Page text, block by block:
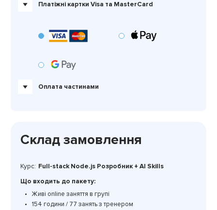
Платіжні картки Visa та MasterCard
Оплата частинами
Склад замовлення
Курс: Full-stack Node.js Розробник + AI Skills
Що входить до пакету:
Живі online заняття в групі
154 години / 77 занять з тренером